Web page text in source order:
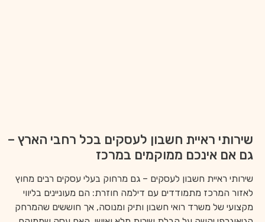
שירותי ראיית חשבון לעסקים בכל רחבי הארץ –
גם אם אינכם ממוקמים במרכז
שירותי ראיית חשבון לעסקים – גם מרחוק בעלי עסקים רבים מחוץ
לאזור המרכז מתמודדים עם דילמה חוזרת: הם מעוניינים בליווי
מקצועי של משרד רואי חשבון ותיק ומנוסה, אך חוששים שהמרחק